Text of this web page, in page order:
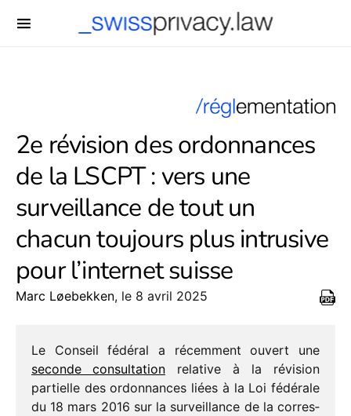
2e révision des ordonnances
de la LSCPT : vers une
surveillance de tout un
chacun toujours plus intrusive
pour l’internet suisse
Marc Løebekken, le 8 avril 2025
Le Conseil fédé­ral a récem­ment ouvert une
seconde consul­ta­tion rela­tive à la révi­sion
partielle des ordon­nances liées à la Loi fédé­rale
du 18 mars 2016 sur la surveillance de la corres­